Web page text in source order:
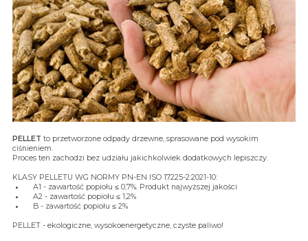
PELLET to przetworzone odpady drzewne, sprasowane pod wysokim
ciśnieniem.
Proces ten zachodzi bez udziału jakichkolwiek dodatkowych lepiszczy.
KLASY PELLETU WG NORMY PN-EN ISO 17225-2:2021-10:
A1 - zawartość popiołu ≤ 0,7%. Produkt najwyższej jakości
A2 - zawartość popiołu ≤ 1,2%
B - zawartość popiołu ≤ 2%
PELLET - ekologiczne, wysokoenergetyczne, czyste paliwo!